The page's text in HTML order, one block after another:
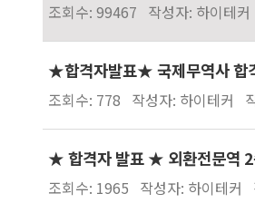
조회수: 99467 작성자: 하이테커
★합격자발표★ 국제무역사 합
조회수: 778 작성자: 하이테커
★ 합격자 발표 ★ 외환전문역 2
조회수: 1965 작성자: 하이테커